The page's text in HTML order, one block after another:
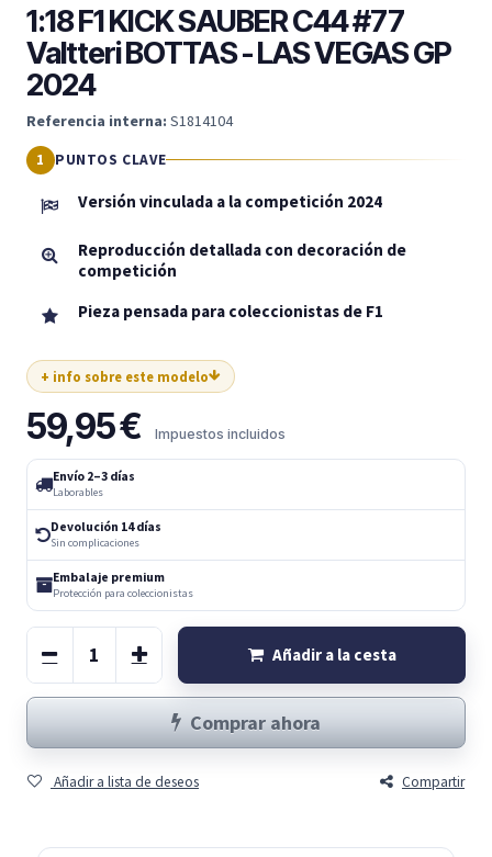
1:18 F1 KICK SAUBER C44 #77
Valtteri BOTTAS - LAS VEGAS GP
2024
Referencia interna: S1814104
PUNTOS CLAVE
Versión vinculada a la competición 2024
Reproducción detallada con decoración de
competición
Pieza pensada para coleccionistas de F1
+ info sobre este modelo
59,95€ Impuestos incluidos
Envío 2–3 días
Laborables
Devolución 14 días
Sin complicaciones
Embalaje premium
Protección para coleccionistas
Añadir a la cesta
Comprar ahora
Añadir a lista de deseos Compartir